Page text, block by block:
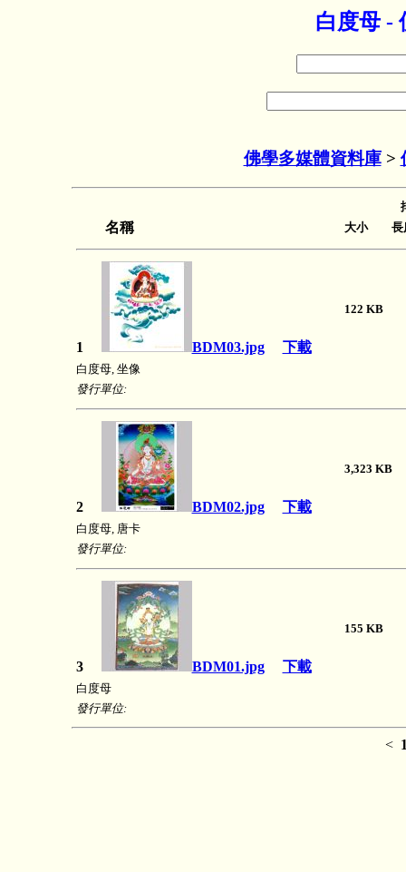
白度母 -
佛學多媒體資料庫>
名稱 大小 長
1 BDM03.jpg 下載
122 KB
白度母, 坐像
發行單位:
2 BDM02.jpg 下載
3,323
白度母, 唐卡
發行單位:
3 BDM01.jpg 下載
155 KB
白度母
發行單位:
<